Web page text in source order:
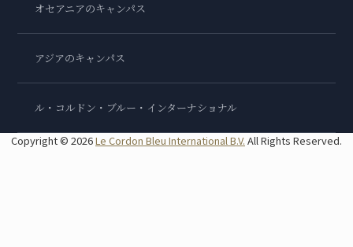
オセアニアのキャンパス
アジアのキャンパス
ル・コルドン・ブルー・インターナショナル
Copyright © 2026Le Cordon Bleu International B.V. All Rights Reserved.